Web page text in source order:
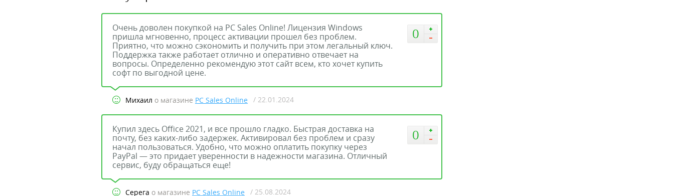
0
Очень доволен покупкой на PC Sales Online! Лицензия Windows
пришла мгновенно, процесс активации прошел без проблем.
Приятно, что можно сэкономить и получить при этом легальный ключ.
Поддержка также работает отлично и оперативно отвечает на
вопросы. Определенно рекомендую этот сайт всем, кто хочет купить
софт по выгодной цене.
Михаил о магазине PC Sales Online / 22.01.2024
0
Купил здесь Office 2021, и все прошло гладко. Быстрая доставка на
почту, без каких-либо задержек. Активировал без проблем и сразу
начал пользоваться. Удобно, что можно оплатить покупку через
PayPal — это придает уверенности в надежности магазина. Отличный
сервис, буду обращаться еще!
Серега о магазине PC Sales Online / 25.08.2024